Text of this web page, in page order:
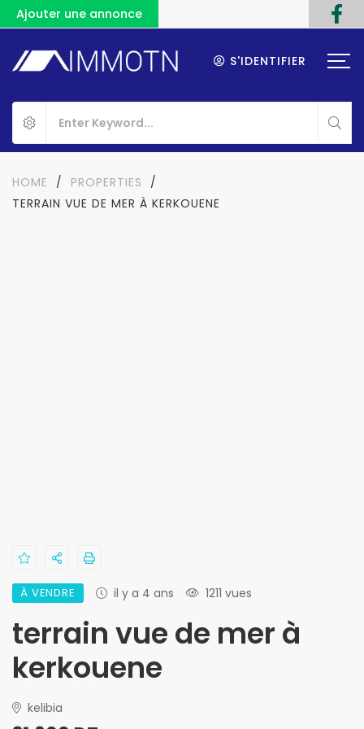
Ajouter une annonce
S'IDENTIFIER
HOME / PROPERTIES
/
TERRAIN VUE DE MER À KERKOUENE
À VENDRE il y a 4 ans 1211 vues
terrain vue de mer à
kerkouene
kelibia